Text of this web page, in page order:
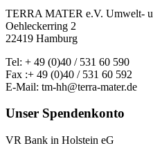
TERRA MATER e.V. Umwelt-
Oehleckerring 2
22419 Hamburg
Tel: + 49 (0)40 / 531 60 590
Fax :+ 49 (0)40 / 531 60 592
E-Mail: tm-hh@terra-mater.de
Unser Spendenkonto
VR Bank in Holstein eG